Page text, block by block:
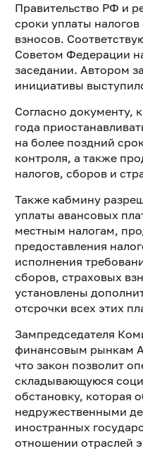
Правительство РФ и
сроки уплаты
взносов.
Советом Федерации
заседании. Автором
инициативы
Согласно документу,
года
на более поздний
контроля, а также
налогов, сборов и
Также кабмину
уплаты авансовых
местным налогам,
предоставления
исполнения
сборов, страховых
установлены
отсрочки всех этих
Зампредседателя
финансовым рынкам
что закон позволит
складывающуюся
обстановку, которая
недружественными
иностранных
отношении отраслей